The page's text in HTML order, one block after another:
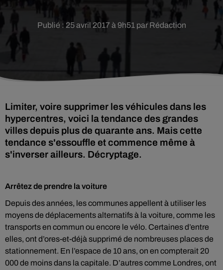
Publié : 25 avril 2017 à 9h51 par Rédaction
Limiter, voire supprimer les véhicules dans les
hypercentres, voici la tendance des grandes
villes depuis plus de quarante ans. Mais cette
tendance s'essouffle et commence même à
s'inverser ailleurs. Décryptage.
Arrêtez de prendre la voiture
Depuis des années, les communes appellent à utiliser les
moyens de déplacements alternatifs à la voiture, comme les
transports en commun ou encore le vélo. Certaines d’entre
elles, ont d’ores-et-déjà supprimé de nombreuses places de
stationnement. En l’espace de 10 ans, on en compterait 20
000 de moins dans la capitale. D’autres comme Londres, ont